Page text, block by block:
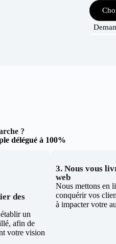
?
délégué à 100%
des
un
afin de
votre vision
3. Nous vous
web
Nous mettons en
conquérir vos
à impacter votre